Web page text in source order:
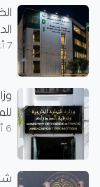
7 أغسطس 2026
6 أغسطس 2026